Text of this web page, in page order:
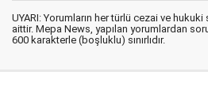
UYARI: Yorumların her türlü cezai ve
aittir. Mepa News, yapılan yorumlardan
600 karakterle (boşluklu) sınırlıdır.